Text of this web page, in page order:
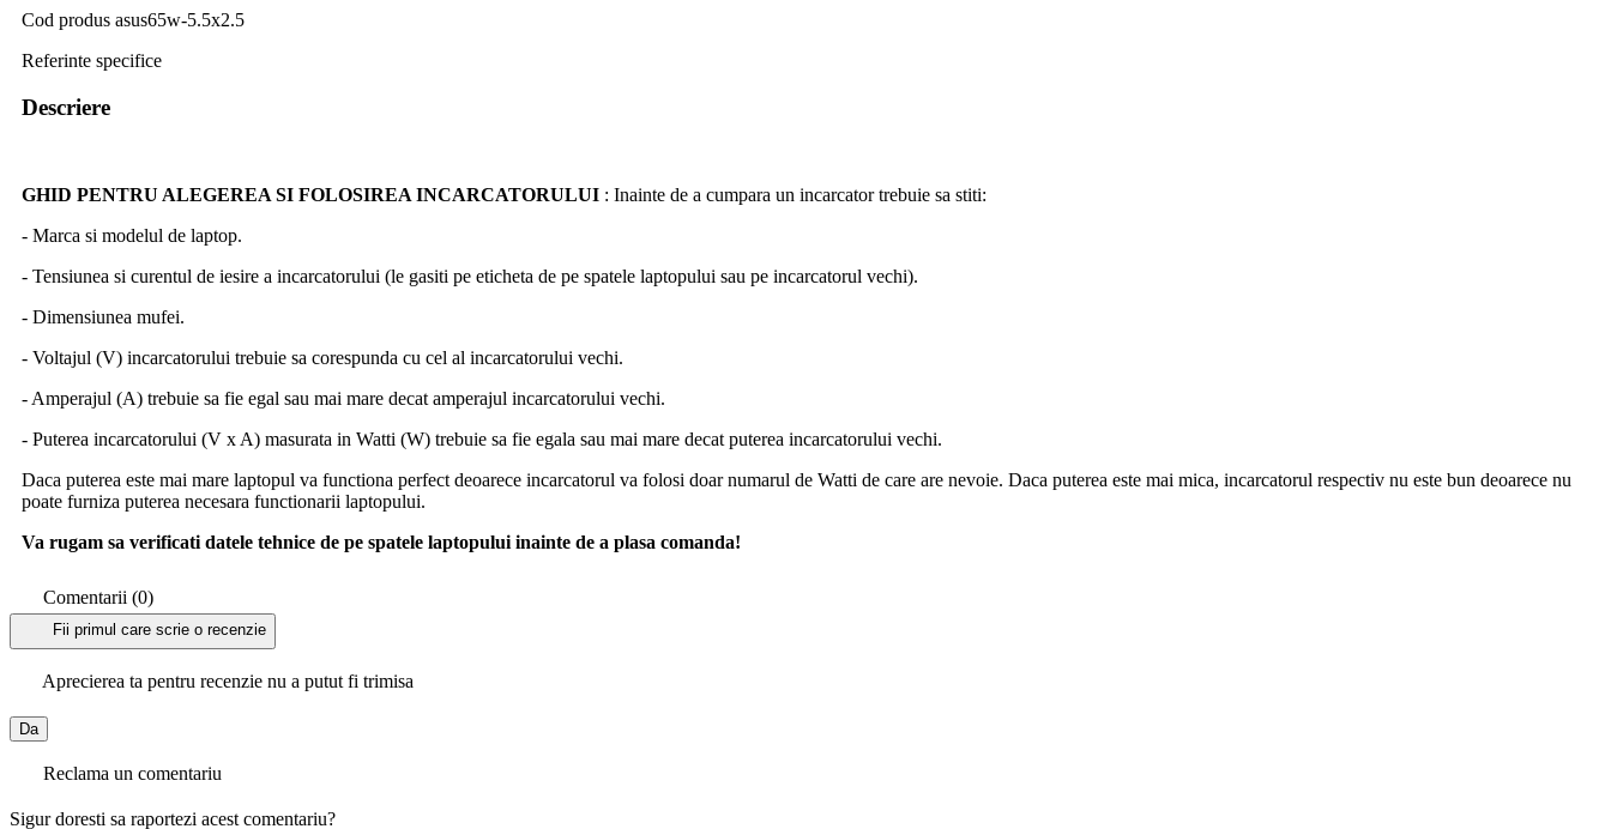
Cod produs asus65w-5.5x2.5
Referinte specifice
Descriere
GHID PENTRU ALEGEREA SI FOLOSIREA INCARCATORULUI : Inainte de a cumpara un incarcator trebuie sa stiti:
- Marca si modelul de laptop.
- Tensiunea si curentul de iesire a incarcatorului (le gasiti pe eticheta de pe spatele laptopului sau pe incarcatorul vechi).
- Dimensiunea mufei.
- Voltajul (V) incarcatorului trebuie sa corespunda cu cel al incarcatorului vechi.
- Amperajul (A) trebuie sa fie egal sau mai mare decat amperajul incarcatorului vechi.
- Puterea incarcatorului (V x A) masurata in Watti (W) trebuie sa fie egala sau mai mare decat puterea incarcatorului vechi.
Daca puterea este mai mare laptopul va functiona perfect deoarece incarcatorul va folosi doar numarul de Watti de care are nevoie. Daca puterea este mai mica, incarcatorul respectiv nu este bun deoarece nu
poate furniza puterea necesara functionarii laptopului.
Va rugam sa verificati datele tehnice de pe spatele laptopului inainte de a plasa comanda!
Comentarii (0)
Fii primul care scrie o recenzie
Aprecierea ta pentru recenzie nu a putut fi trimisa
Da
Reclama un comentariu
Sigur doresti sa raportezi acest comentariu?